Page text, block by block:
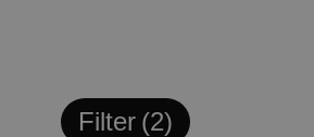
Filter 2